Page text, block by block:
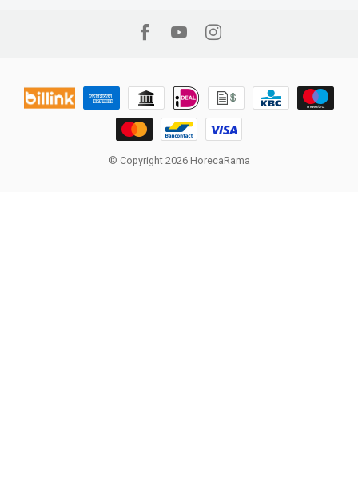
© Copyright 2026 HorecaRama